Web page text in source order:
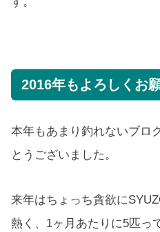
2016年もよろしくお
本年もあまり釣れないブロ
とうございました。
来年はちょっち貪欲に
熱く、1ヶ月あたりに5匹っ